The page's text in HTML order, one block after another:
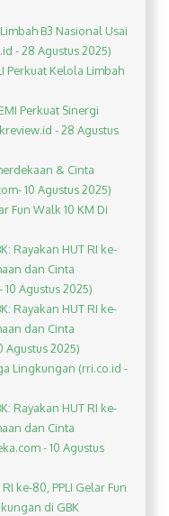
B3 Nasional Usai
- 28 Agustus 2025)
Perkuat Kelola Limbah
Perkuat Sinergi
- 28 Agustus
& Cinta
10 Agustus 2025)
Fun Walk 10 KM Di
Rayakan HUT RI ke-
dan Cinta
Agustus 2025)
Rayakan HUT RI ke-
dan Cinta
Agustus 2025)
Lingkungan (rri.co.id -
Rayakan HUT RI ke-
dan Cinta
- 10 Agustus
ke-80, PPLI Gelar Fun
di GBK